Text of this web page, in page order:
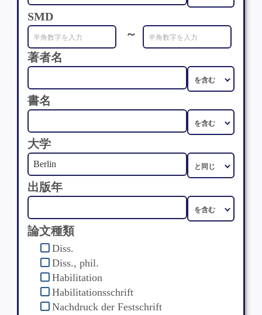
SMD
～
著者名
書名
大学
出版年
論文種類
Diss.
Diss., phil.
Habilitation
Habilitationsschrift
Nachdruck der Festschrift